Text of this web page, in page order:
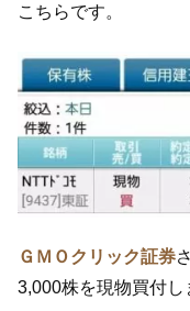
こちらです。
ＧＭＯクリック証券
3,000株を現物買付し